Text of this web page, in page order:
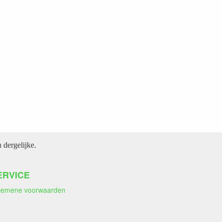
dergelijke.
voorwaarden